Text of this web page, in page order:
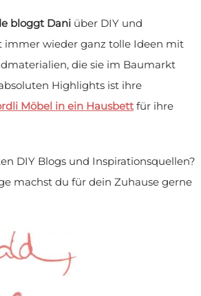
bloggt Dani über DIY und
immer wieder ganz tolle Ideen mit
die sie im Baumarkt
Highlights ist ihre
Möbel in ein Hausbett für ihre
DIY Blogs und Inspirationsquellen?
machst du für dein Zuhause gerne